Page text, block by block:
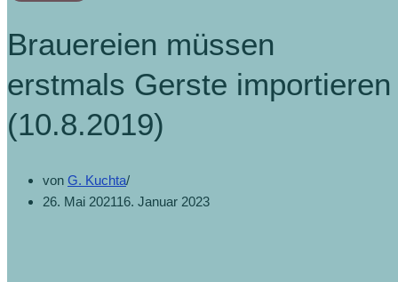
Brauereien müssen
erstmals Gerste importieren
(10.8.2019)
von G. Kuchta
26. Mai 202116. Januar 2023